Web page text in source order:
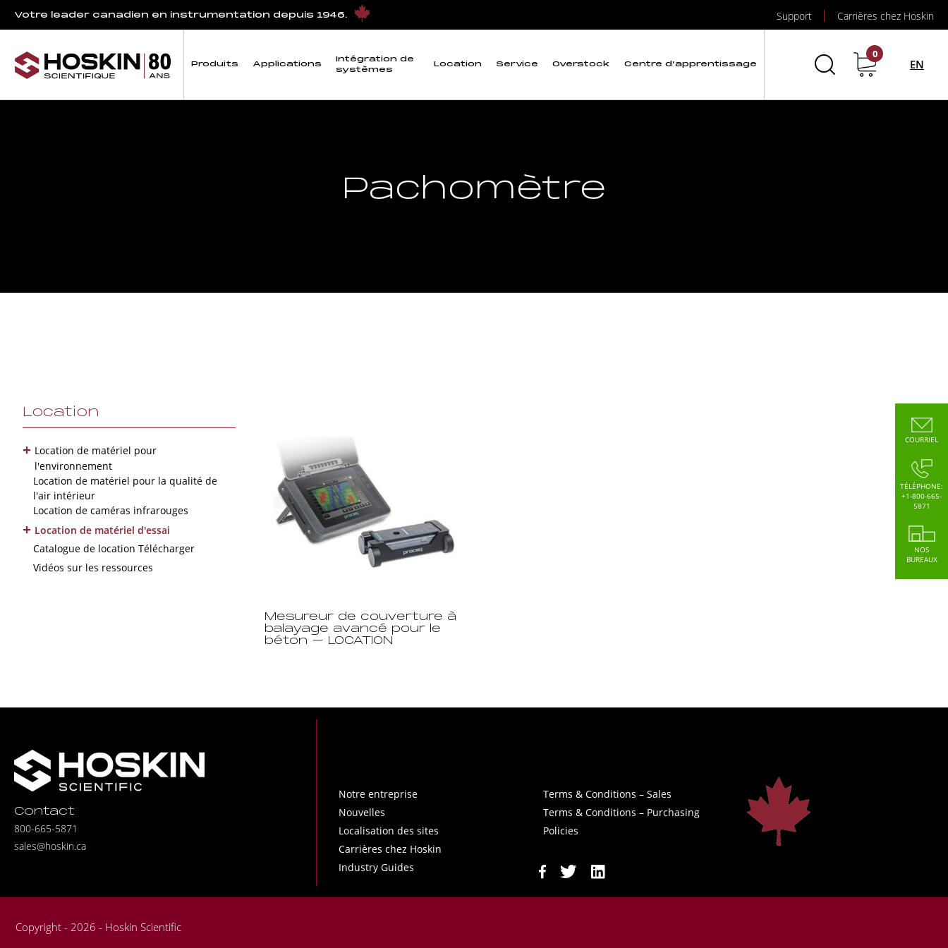
Votre leader canadien en instrumentation depuis 1946. Support Carrières chez Hoskin
Produits Applications
Intégration de
systèmes
Location Service Overstock Centre d’apprentissage
0
EN
Pachomètre
Location
+ Location de matériel pour
l'environnement
Location de matériel pour la qualité de
l'air intérieur
Location de caméras infrarouges
+ Location de matériel d'essai
Catalogue de location Télécharger
Vidéos sur les ressources
Mesureur de couverture à
balayage avancé pour le
béton – LOCATION
Contact
800-665-5871
sales@hoskin.ca
Notre entreprise
Nouvelles
Localisation des sites
Carrières chez Hoskin
Industry Guides
Terms & Conditions – Sales
Terms & Conditions – Purchasing
Policies
Copyright - 2026 - Hoskin Scientific
COURRIEL
TÉLÉPHONE:
+1-800-665-
5871
NOS
BUREAUX